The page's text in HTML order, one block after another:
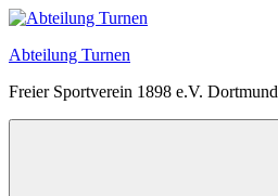
Zum
springen
Abteilung Turnen
Freier Sportverein 1898 e.V. Dortmund